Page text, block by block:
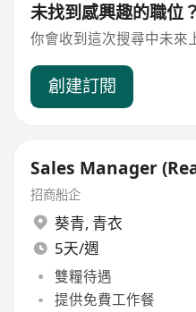
未找到感興趣的職位？
你會收到這次搜尋中未來
創建訂閱
Sales Manager
招商船企
葵青, 青衣
5天/週
雙糧待遇
提供免費工作餐